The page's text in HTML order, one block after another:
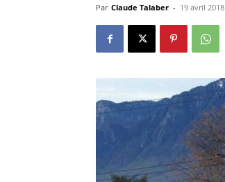
Par Claude Talaber - 19 avril 2018